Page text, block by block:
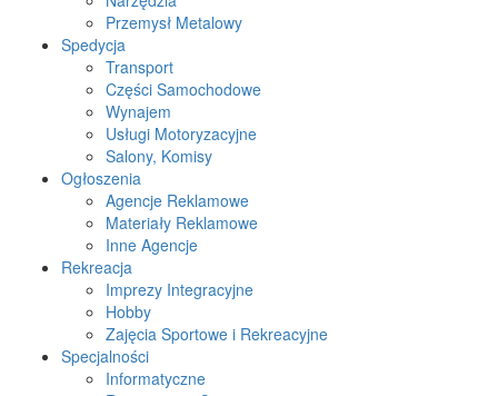
Przemysł Metalowy
Spedycja
Transport
Części Samochodowe
Wynajem
Usługi Motoryzacyjne
Salony, Komisy
Ogłoszenia
Agencje Reklamowe
Materiały Reklamowe
Inne Agencje
Rekreacja
Imprezy Integracyjne
Hobby
Zajęcia Sportowe i Rekreacyjne
Specjalności
Informatyczne